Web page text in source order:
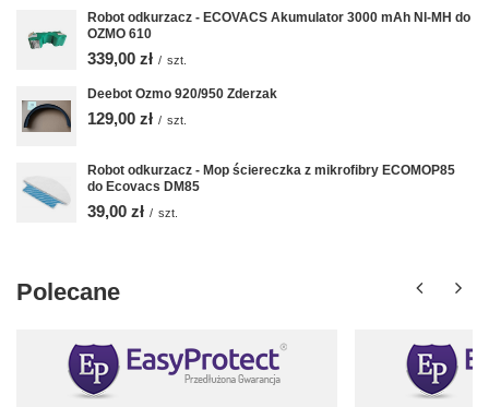
Robot odkurzacz - ECOVACS Akumulator 3000 mAh NI-MH do
OZMO 610
339,00 zł / szt.
Deebot Ozmo 920/950 Zderzak
129,00 zł / szt.
Robot odkurzacz - Mop ściereczka z mikrofibry ECOMOP85
do Ecovacs DM85
39,00 zł / szt.
Polecane